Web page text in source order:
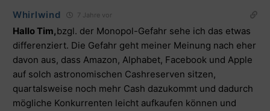
Whirlwind 7 Jahre vor
Hallo Tim,bzgl. der Monopol-Gefahr sehe ich das etwas
differenziert. Die Gefahr geht meiner Meinung nach eher
davon aus, dass Amazon, Alphabet, Facebook und Apple
auf solch astronomischen Cashreserven sitzen,
quartalsweise noch mehr Cash dazukommt und dadurch
mögliche Konkurrenten leicht aufkaufen können und